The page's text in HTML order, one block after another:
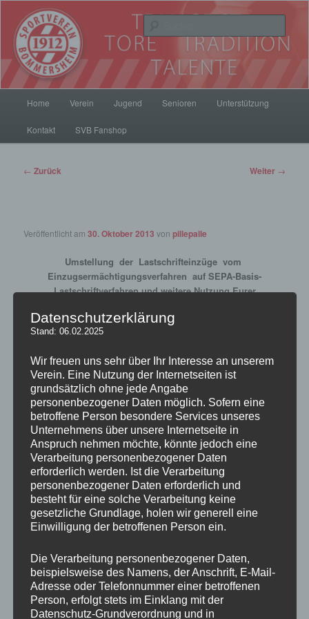
Inhalt
wechseln
SV Bommersheim 1912
Home Verein Jugend Senioren Unterstützung
Kontakt SVB Fanshop
Beitrags-
← Zurück Weiter →
Veröffentlicht am30. Oktober 2013 vonpillepalle
Umstellung der Lastschrifteinzüge vom
Einzugsermächtigungsverfahren auf SEPA-Basis-
Lastschriftverfahren und weitere Nutzung Eurer
Liebe Vereinsmitglieder!
Im Namen des Vorstandes möchte ich Euch hier einige
Informationen zur Umstellung des Lastschriftverfahrens für Eure
Mitgliedsbeiträge zukommen lassen.
Ab Februar 2014 werden Lastschriften auf Basis des SEPA-
Lastschriftverfahrens durchgeführt.
Hier die Zusammenfassung mit der Bitte um Kenntnisnahme:
Die von Euch erteilten Einzugsermächtigungen bestehen
Beiträge werden weiterhin regelmäßig jährlich und nicht vor
dem
01.02. des Jahres eingezogen.
Geplanter Lastschrifttermin ist jeweils der 26.Februar des
betreffenden
Datenschutzerklärung
Stand: 06.02.2025
Wir freuen uns sehr über Ihr Interesse an unserem
Verein. Eine Nutzung der Internetseiten ist
grundsätzlich ohne jede Angabe
personenbezogener Daten möglich. Sofern eine
betroffene Person besondere Services unseres
Unternehmens über unsere Internetseite in
Anspruch nehmen möchte, könnte jedoch eine
Verarbeitung personenbezogener Daten
erforderlich werden. Ist die Verarbeitung
personenbezogener Daten erforderlich und
besteht für eine solche Verarbeitung keine
gesetzliche Grundlage, holen wir generell eine
Einwilligung der betroffenen Person ein.
Die Verarbeitung personenbezogener Daten,
beispielsweise des Namens, der Anschrift, E-Mail-
Adresse oder Telefonnummer einer betroffenen
Person, erfolgt stets im Einklang mit der
Datenschutz-Grundverordnung und in